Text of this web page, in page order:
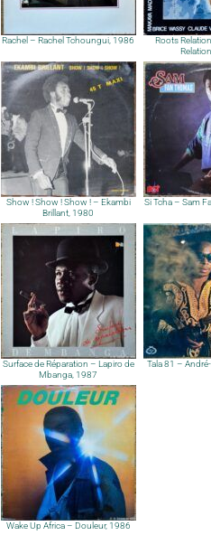
Rachel – Rachel Tchoungui, 1986
Roots
Show ! Show ! Show ! – Ekambi
Brillant, 1980
Si Tcha – Sam
Surface de Réparation – Lapiro de
Mbanga, 1987
Tala 81 –
Wake Up Africa – Douleur, 1986